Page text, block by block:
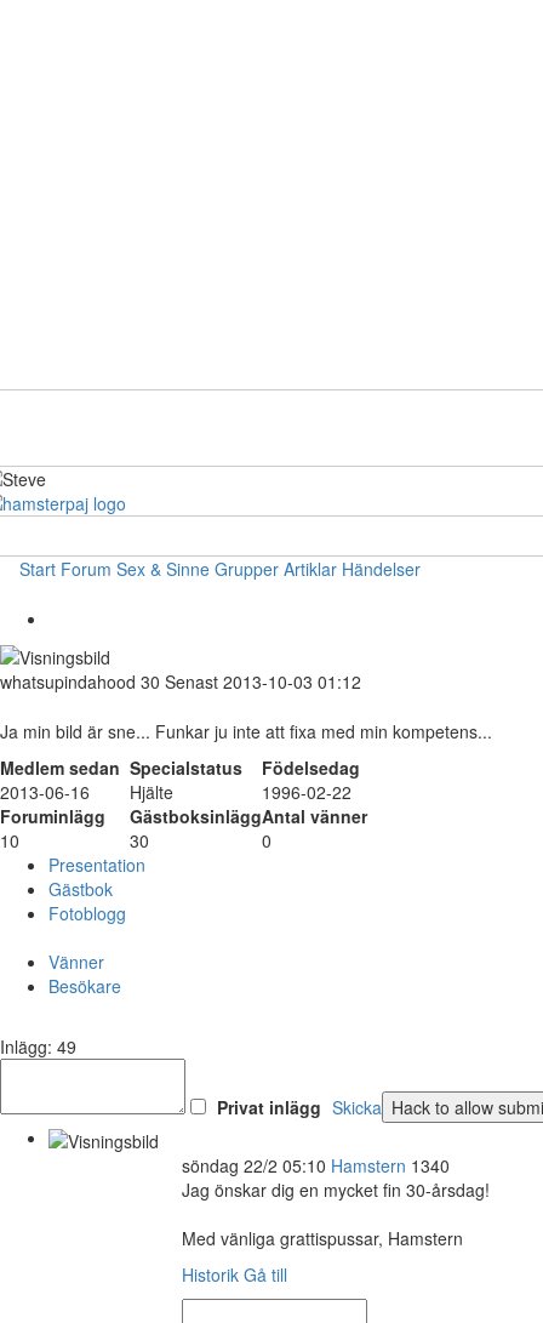
Start Forum Sex & Sinne Grupper Artiklar Händelser
whatsupindahood 30 Senast 2013-10-03 01:12
Ja min bild är sne... Funkar ju inte att fixa med min kompetens...
Medlem sedan Specialstatus
Födelsedag
2013-06-16
Hjälte
1996-02-22
Foruminlägg
GästboksinläggAntal vänner
10
30
0
Presentation
Gästbok
Fotoblogg
Vänner
Besökare
Inlägg: 49
Privat inlägg Skicka
söndag 22/2 05:10 Hamstern 1340
Jag önskar dig en mycket fin 30-årsdag!
Med vänliga grattispussar, Hamstern
Historik Gå till